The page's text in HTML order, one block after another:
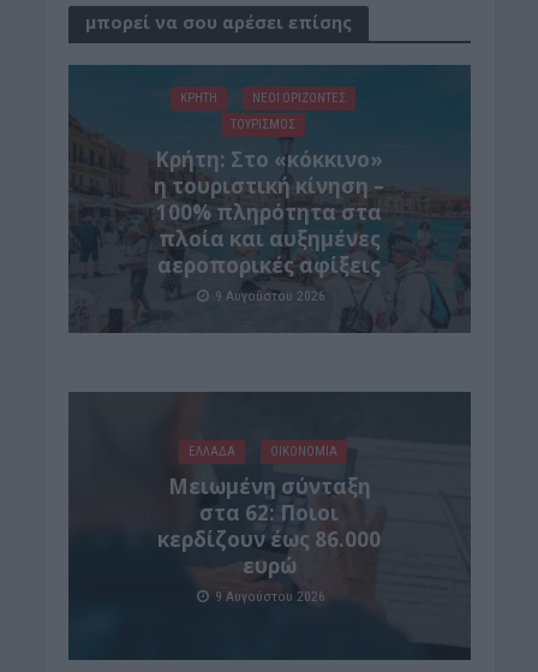
μπορεί να σου αρέσει επίσης
ΚΡΗΤΗ
ΝΕΟΙ ΟΡΙΖΟΝΤΕΣ
ΤΟΥΡΙΣΜΟΣ
Κρήτη: Στο «κόκκινο»
η τουριστική κίνηση –
100% πληρότητα στα
πλοία και αυξημένες
αεροπορικές αφίξεις
9 Αυγούστου 2026
ΕΛΛΑΔΑ ΟΙΚΟΝΟΜΙΑ
Μειωμένη σύνταξη
στα 62: Ποιοι
κερδίζουν έως 86.000
ευρώ
9 Αυγούστου 2026